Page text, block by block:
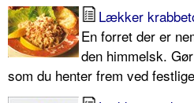
Lækker
En forret der er
den himmelsk.
som du henter frem ved